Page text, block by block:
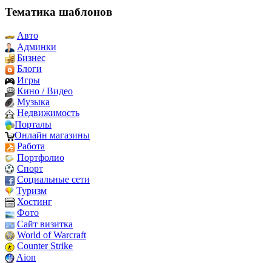
Тематика шаблонов
Авто
Админки
Бизнес
Блоги
Игры
Кино / Видео
Музыка
Недвижимость
Порталы
Онлайн магазины
Работа
Портфолио
Спорт
Социальные сети
Туризм
Хостинг
Фото
Сайт визитка
World of Warcraft
Counter Strike
Aion